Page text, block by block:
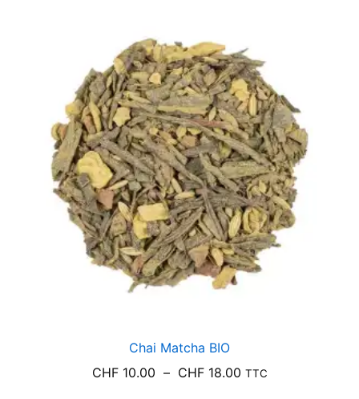
à
CHF 18.00
Chai Matcha BIO
CHF10.00 – CHF18.00Plage
TTC